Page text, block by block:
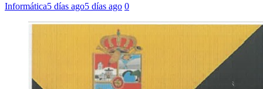
Informática5 días ago5 días ago 0